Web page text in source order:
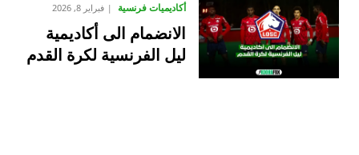
أكاديميات فرنسية فبراير 8, 2026
الانضمام الى أكاديمية
ليل الفرنسية لكرة القدم